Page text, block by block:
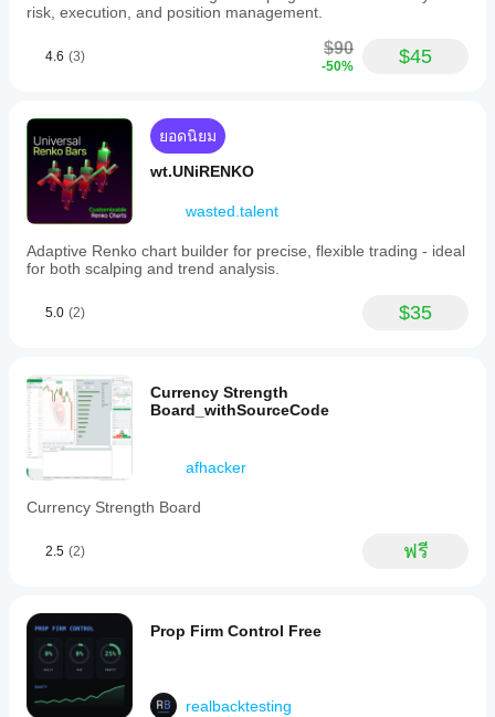
โปรไฟล์ปลั๊กอิน
risk, execution, and position management.
4.6 (3) $90
-50% $45
ยอดนิยม
wt.UNiRENKO
wasted.talent
Adaptive Renko chart builder for precise, flexible trading - ideal
for both scalping and trend analysis.
5.0 (2) $35
Currency Strength
Board_withSourceCode
afhacker
Currency Strength Board
2.5 (2) ฟรี
Prop Firm Control Free
realbacktesting